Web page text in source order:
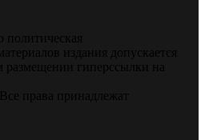
издания допускается
размещении гиперссылки на
права принадлежат